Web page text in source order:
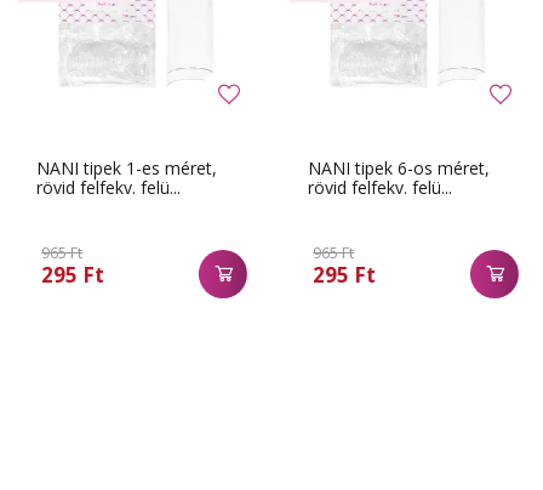
NANI tipek 1-es méret,
rövid felfekv. felü...
965 Ft
295 Ft
NANI tipek 6-os méret,
rövid felfekv. felü...
965 Ft
295 Ft